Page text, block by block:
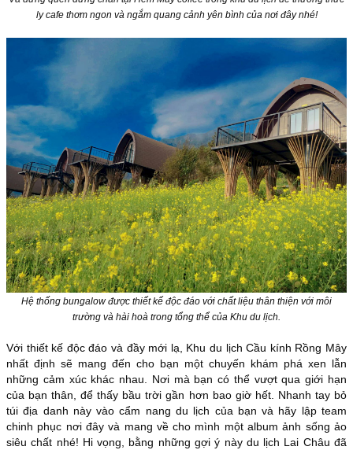
ly cafe thơm ngon và ngắm quang cảnh yên bình của nơi đây nhé!
Hệ thống bungalow được thiết kế độc đáo với chất liệu thân thiện với môi
trường và hài hoà trong tổng thể của Khu du lịch.
Với thiết kế độc đáo và đầy mới lạ, Khu du lịch Cầu kính Rồng Mây
nhất định sẽ mang đến cho bạn một chuyến khám phá xen lẫn
những cảm xúc khác nhau. Nơi mà bạn có thể vượt qua giới hạn
của bạn thân, để thấy bầu trời gần hơn bao giờ hết. Nhanh tay bỏ
túi địa danh này vào cẩm nang du lịch của bạn và hãy lập team
chinh phục nơi đây và mang về cho mình một album ảnh sống ảo
siêu chất nhé! Hi vọng, bằng những gợi ý này du lịch Lai Châu đã